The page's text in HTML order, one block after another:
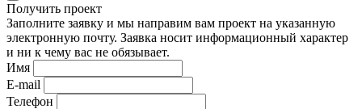
Получить проект
Заполните заявку и мы направим вам проект на указанную
электронную почту. Заявка носит информационный характер
и ни к чему вас не обязывает.
Имя
E-mail
Телефон